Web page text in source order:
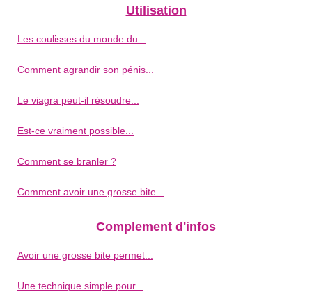
Utilisation
Les coulisses du monde du...
Comment agrandir son pénis...
Le viagra peut-il résoudre...
Est-ce vraiment possible...
Comment se branler ?
Comment avoir une grosse bite...
Complement d'infos
Avoir une grosse bite permet...
Une technique simple pour...